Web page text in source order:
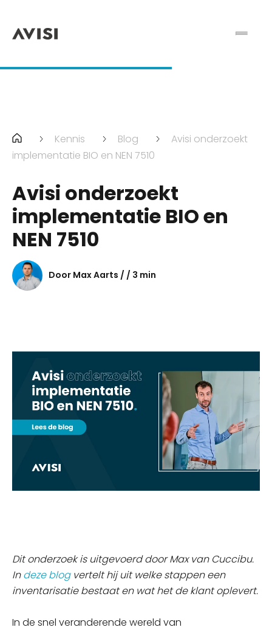
Kennis Blog
Avisi onderzoekt
implementatie BIO en NEN 7510
Avisi onderzoekt
implementatie BIO en
NEN 7510
Door Max Aarts / / 3 min
Dit onderzoek is uitgevoerd door Max van Cuccibu.
Indeze blogvertelt hij uit welke stappen een
inventarisatie bestaat en wat het de klant oplevert.
In de snel veranderende wereld van